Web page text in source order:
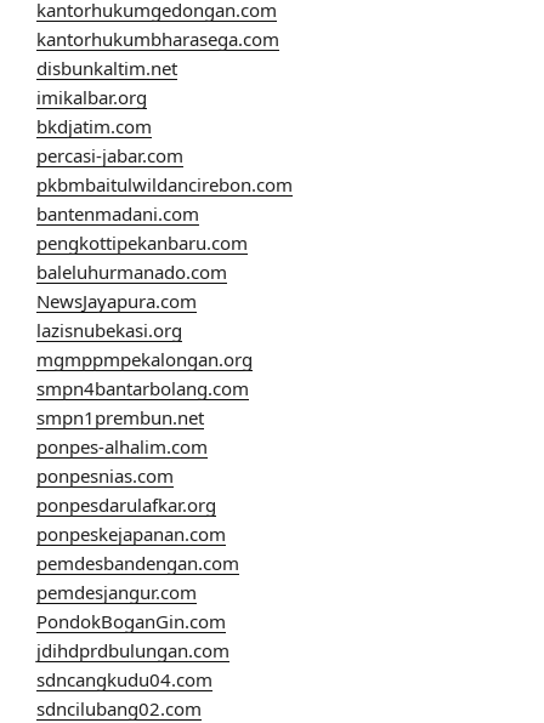
kantorhukumgedongan.com
kantorhukumbharasega.com
disbunkaltim.net
imikalbar.org
bkdjatim.com
percasi-jabar.com
pkbmbaitulwildancirebon.com
bantenmadani.com
pengkottipekanbaru.com
baleluhurmanado.com
NewsJayapura.com
lazisnubekasi.org
mgmppmpekalongan.org
smpn4bantarbolang.com
smpn1prembun.net
ponpes-alhalim.com
ponpesnias.com
ponpesdarulafkar.org
ponpeskejapanan.com
pemdesbandengan.com
pemdesjangur.com
PondokBoganGin.com
jdihdprdbulungan.com
sdncangkudu04.com
sdncilubang02.com